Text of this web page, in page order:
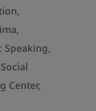
,
,
Speaking,
Social
Center,